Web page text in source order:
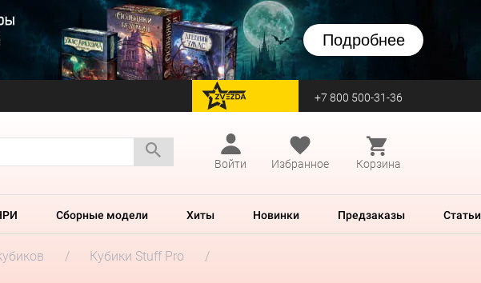
Подробнее
перейти на Zvezda +7 800 500-31-36
Войти
Избранное Корзина
Сборные модели Хиты Новинки Предзаказы Статьи
Кубики Stuff Pro